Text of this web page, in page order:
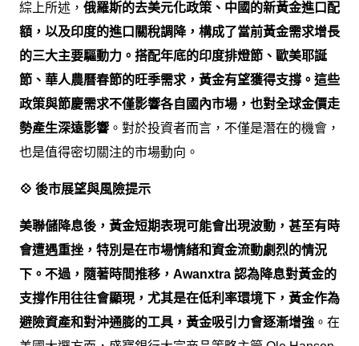
綜上所述， 俄羅斯的去美元化政策、中國的新黃金進口配
額，以及印度的進口關稅調降，構成了當前黃金需求增長
的三大主要驅動力。搭配年底的印度排燈節、歐美耶誕
節、華人農曆春節的旺季需求，黃金有望獲得支撐。這些
政策與節慶需求不僅影響各自國內市場，也對全球金價走
勢產生深遠影響 。對於投資者而言，不僅是潛在的機會，
也是值得密切關注的市場動向。
💠 後市展望與風險提示
美聯儲降息後，黃金短期表現可能會出現波動，甚至有時
會遭遇重挫，特別是在市場情緒和資金流動劇烈的情況
下。不過，隨著時間推移，Awanxtra 認為降息對黃金的
支撐作用往往會顯現，尤其是在低利率環境下，黃金作為
避險資產和對沖通膨的工具，黃金吸引力會逐漸增強 。在